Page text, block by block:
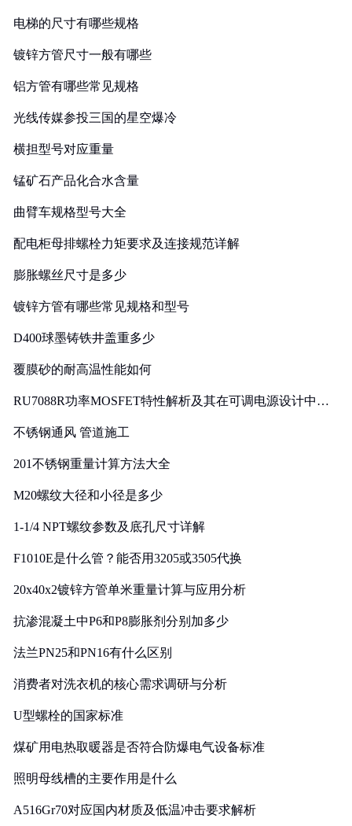
电梯的尺寸有哪些规格
镀锌方管尺寸一般有哪些
铝方管有哪些常见规格
光线传媒参投三国的星空爆冷
横担型号对应重量
锰矿石产品化合水含量
曲臂车规格型号大全
配电柜母排螺栓力矩要求及连接规范详解
膨胀螺丝尺寸是多少
镀锌方管有哪些常见规格和型号
D400球墨铸铁井盖重多少
覆膜砂的耐高温性能如何
RU7088R功率MOSFET特性解析及其在可调电源设计中的
不锈钢通风 管道施工
201不锈钢重量计算方法大全
M20螺纹大径和小径是多少
1-1/4 NPT螺纹参数及底孔尺寸详解
F1010E是什么管？能否用3205或3505代换
20x40x2镀锌方管单米重量计算与应用分析
抗渗混凝土中P6和P8膨胀剂分别加多少
法兰PN25和PN16有什么区别
消费者对洗衣机的核心需求调研与分析
U型螺栓的国家标准
煤矿用电热取暖器是否符合防爆电气设备标准
照明母线槽的主要作用是什么
A516Gr70对应国内材质及低温冲击要求解析